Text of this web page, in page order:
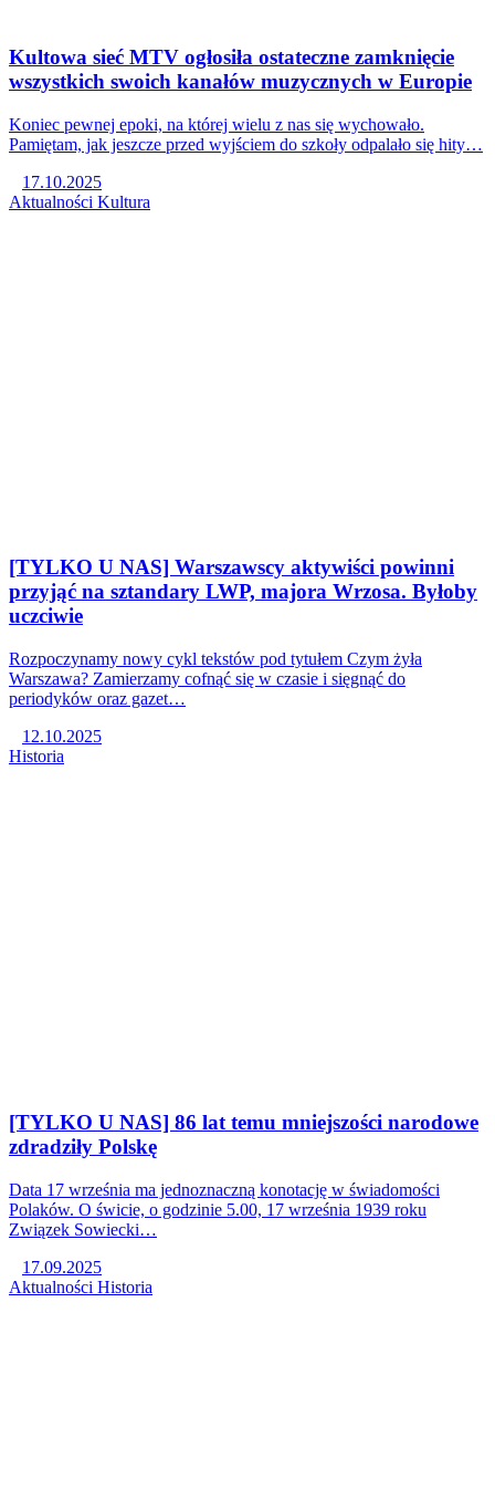
Kultowa sieć MTV ogłosiła ostateczne zamknięcie
wszystkich swoich kanałów muzycznych w Europie
Koniec pewnej epoki, na której wielu z nas się wychowało.
Pamiętam, jak jeszcze przed wyjściem do szkoły odpalało się hity…
17.10.2025
Aktualności Kultura
[TYLKO U NAS] Warszawscy aktywiści powinni
przyjąć na sztandary LWP, majora Wrzosa. Byłoby
uczciwie
Rozpoczynamy nowy cykl tekstów pod tytułem Czym żyła
Warszawa? Zamierzamy cofnąć się w czasie i sięgnąć do
periodyków oraz gazet…
12.10.2025
Historia
[TYLKO U NAS] 86 lat temu mniejszości narodowe
zdradziły Polskę
Data 17 września ma jednoznaczną konotację w świadomości
Polaków. O świcie, o godzinie 5.00, 17 września 1939 roku
Związek Sowiecki…
17.09.2025
Aktualności Historia